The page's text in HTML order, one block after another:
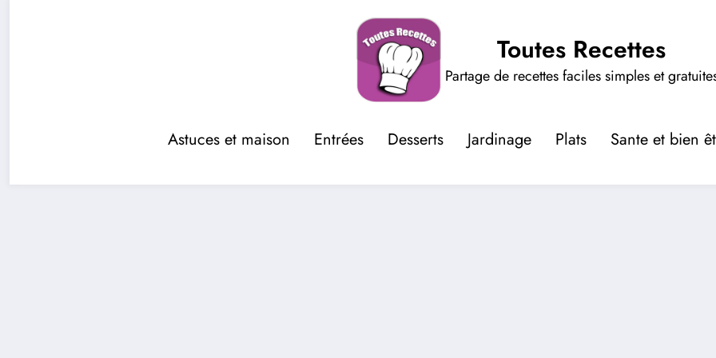
Toutes Recettes
Partage de recettes faciles simples et
Astuces et maison Entrées Desserts Jardinage Plats Sante et bien